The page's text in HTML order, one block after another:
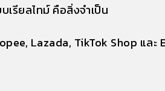
เรียลไทม์คือสิ่งจำเป็น
Lazada, TikTok Shop และ